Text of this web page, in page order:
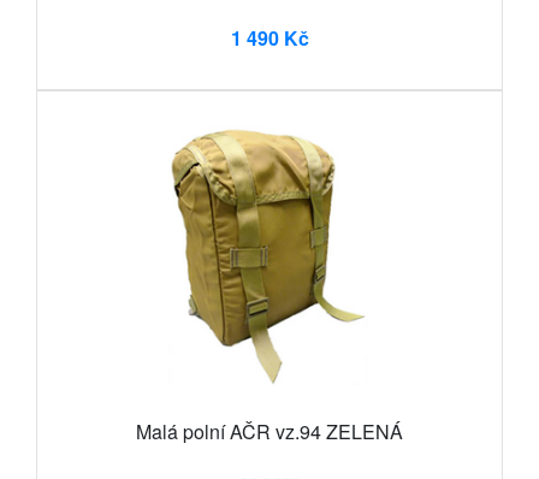
1 490 Kč
Malá polní AČR vz.94 ZELENÁ